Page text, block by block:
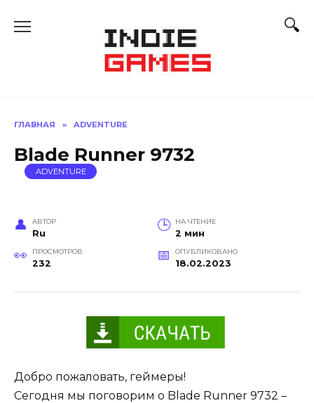
ГЛАВНАЯ » ADVENTURE
Blade Runner 9732
ADVENTURE
АВТОР
Ru
НА ЧТЕНИЕ
2 мин
ПРОСМОТРОВ
232
ОПУБЛИКОВАНО
18.02.2023
Добро пожаловать, геймеры!
Сегодня мы поговорим о Blade Runner 9732 –